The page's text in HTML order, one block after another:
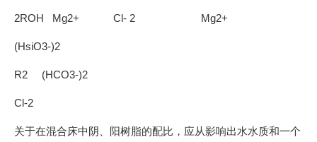
2ROH Mg2+ Cl- 2 Mg2+
(HsiO3-)2
R2 (HCO3-)2
Cl-2
关于在混合床中阴、阳树脂的配比，应从影响出水水质和一个